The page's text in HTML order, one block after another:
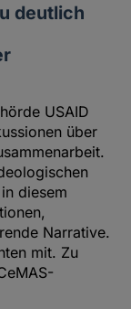
deutlich
USAID
über
diesem
Narrative.
mit. Zu